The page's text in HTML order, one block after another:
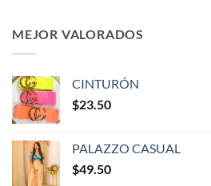
MEJOR VALORADOS
CINTURÓN
$23.50
PALAZZO CASUAL
$49.50